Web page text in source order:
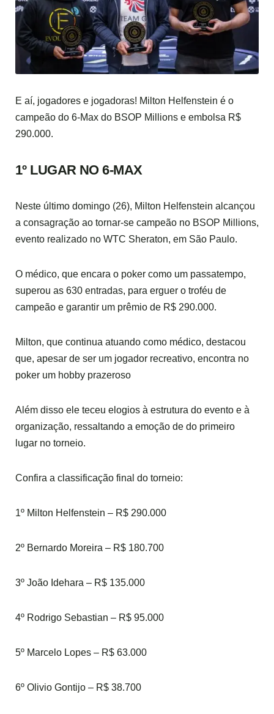
E aí, jogadores e jogadoras! Milton Helfenstein é o
campeão do 6-Max do BSOP Millions e embolsa R$
290.000.
1º LUGAR NO 6-MAX
Neste último domingo (26), Milton Helfenstein alcançou
a consagração ao tornar-se campeão no BSOP Millions,
evento realizado no WTC Sheraton, em São Paulo.
O médico, que encara o poker como um passatempo,
superou as 630 entradas, para erguer o troféu de
campeão e garantir um prêmio de R$ 290.000.
Milton, que continua atuando como médico, destacou
que, apesar de ser um jogador recreativo, encontra no
poker um hobby prazeroso
Além disso ele teceu elogios à estrutura do evento e à
organização, ressaltando a emoção de do primeiro
lugar no torneio.
Confira a classificação final do torneio:
1º Milton Helfenstein – R$ 290.000
2º Bernardo Moreira – R$ 180.700
3º João Idehara – R$ 135.000
4º Rodrigo Sebastian – R$ 95.000
5º Marcelo Lopes – R$ 63.000
6º Olivio Gontijo – R$ 38.700